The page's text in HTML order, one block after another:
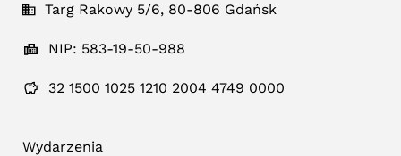
Targ Rakowy 5/6, 80-806 Gdańsk
NIP: 583-19-50-988
32 1500 1025 1210 2004 4749 0000
Wydarzenia